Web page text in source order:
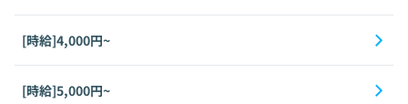
[時給]4,000円~
[時給]5,000円~